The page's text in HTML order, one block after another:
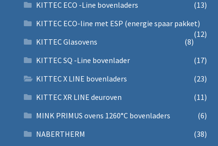
KITTEC ECO -Line bovenladers
(13)
KITTEC ECO-line met ESP (energie spaar pakket)
(12)
KITTEC Glasovens
(8)
KITTEC SQ -Line bovenlader
(17)
KITTEC X LINE bovenladers
(23)
KITTEC XR LINE deuroven
(11)
MINK PRIMUS ovens 1260°C bovenladers
(6)
NABERTHERM
(38)